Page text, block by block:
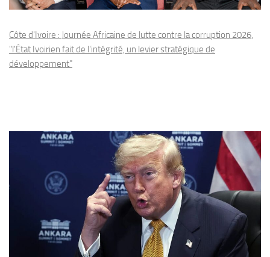
Côte d'Ivoire : Journée Africaine de lutte contre la corruption 2026,
"l'État Ivoirien fait de l'intégrité, un levier stratégique de
développement"